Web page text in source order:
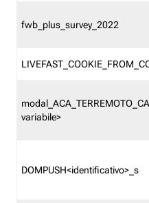
fwb_plus_survey_2022
variabile>
DOMPUSH<identificativo>_s